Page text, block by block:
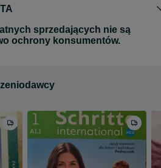
sprzedających nie są
ochrony konsumentów.